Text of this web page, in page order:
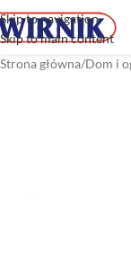
Skip to navigation
Skip to main content
Strona główna/Dom i